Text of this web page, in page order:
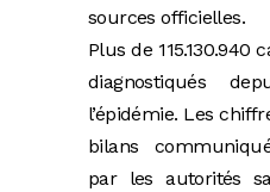
sources officielles.
Plus de 115.130.940
diagnostiqués
l’épidémie. Les
bilans
par les autorités